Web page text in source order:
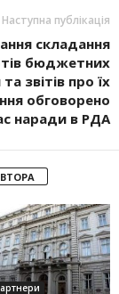
Наступна публікація
складання
бюджетних
звітів про їх
обговорено
наради в РДА